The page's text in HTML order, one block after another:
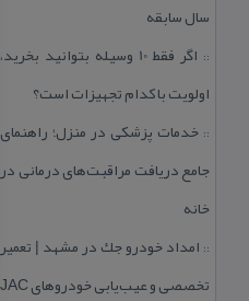
سال سابقه
::
اگر فقط 10 وسیله بتوانید بخرید،
اولویت با كدام تجهیزات است؟
:: خدمات پزشكی در منزل؛ راهنمای
جامع دریافت مراقبت‌های درمانی در
خانه
:: امداد خودرو جك در مشهد | تعمیر
تخصصی و عیب‌یابی خودروهای JAC